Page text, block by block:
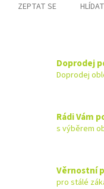
ZEPTAT SE HLÍDAT
Doprodej
Doprodej
Rádi Vám
s výběrem
Věrnostní
pro stálé